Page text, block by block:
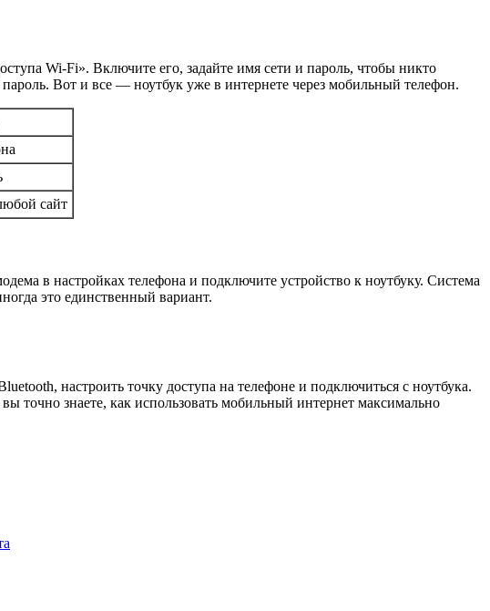
Wi-Fi». Включите его, задайте имя сети и пароль, чтобы никто
Вот и все — ноутбук уже в интернете через мобильный телефон.
сайт
в настройках телефона и подключите устройство к ноутбуку. Система
это единственный вариант.
настроить точку доступа на телефоне и подключиться с ноутбука.
точно знаете, как использовать мобильный интернет максимально